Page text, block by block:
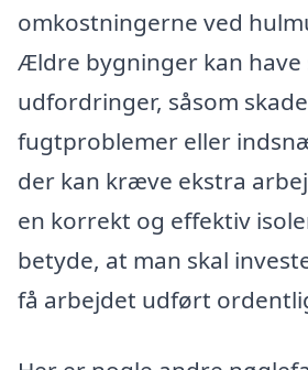
omkostningerne ved
Ældre bygninger kan
udfordringer, såsom
fugtproblemer eller
der kan kræve ekstra
en korrekt og effektiv
betyde, at man skal
få arbejdet udført